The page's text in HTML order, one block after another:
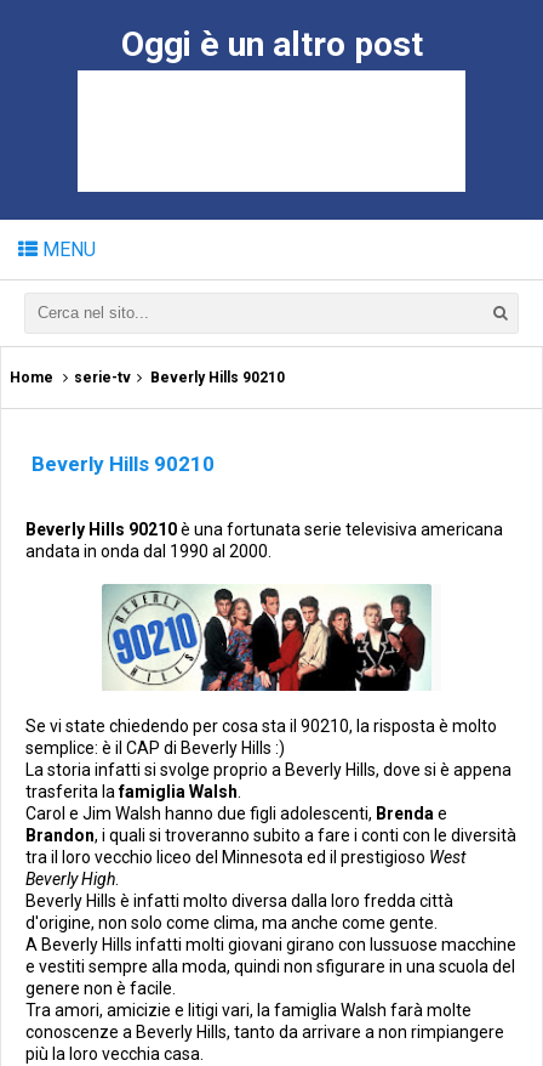
Oggi è un altro post
MENU
Home serie-tv Beverly Hills 90210
Beverly Hills 90210
Beverly Hills 90210è una fortunata serie televisiva americana
andata in onda dal 1990 al 2000.
Se vi state chiedendo per cosa sta il 90210, la risposta è molto
semplice: è il CAP di Beverly Hills :)
La storia infatti si svolge proprio a Beverly Hills, dove si è appena
trasferita lafamiglia Walsh.
Carol e Jim Walsh hanno due figli adolescenti, Brendae
Brandon, i quali si troveranno subito a fare i conti con le diversità
tra il loro vecchio liceo del Minnesota ed il prestigioso West
Beverly High.
Beverly Hills è infatti molto diversa dalla loro fredda città
d'origine, non solo come clima, ma anche come gente.
A Beverly Hills infatti molti giovani girano con lussuose macchine
e vestiti sempre alla moda, quindi non sfigurare in una scuola del
genere non è facile.
Tra amori, amicizie e litigi vari, la famiglia Walsh farà molte
conoscenze a Beverly Hills, tanto da arrivare a non rimpiangere
più la loro vecchia casa.